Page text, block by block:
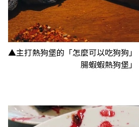
▲主打熱狗堡的「怎麼可以吃狗狗
腸蝦蝦熱狗堡」